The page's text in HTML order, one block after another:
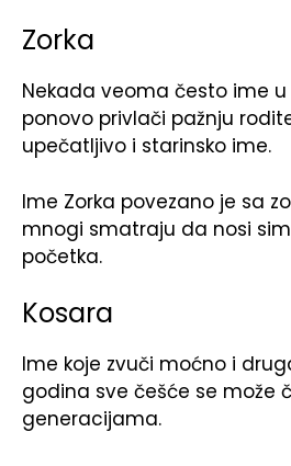
Zorka
Nekada veoma često ime u
ponovo privlači pažnju
upečatljivo i starinsko ime.
Ime Zorka povezano je sa
mnogi smatraju da nosi
početka.
Kosara
Ime koje zvuči moćno i
godina sve češće se može
generacijama.